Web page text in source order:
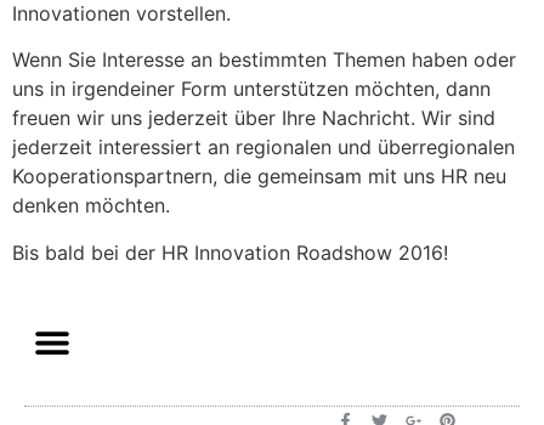
Innovationen vorstellen.
Wenn Sie Interesse an bestimmten Themen haben oder
uns in irgendeiner Form unterstützen möchten, dann
freuen wir uns jederzeit über Ihre Nachricht. Wir sind
jederzeit interessiert an regionalen und überregionalen
Kooperationspartnern, die gemeinsam mit uns HR neu
denken möchten.
Bis bald bei der HR Innovation Roadshow 2016!